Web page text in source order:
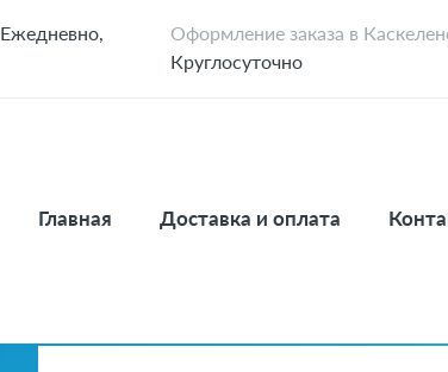
Ежедневно,
Оформление заказа в
Круглосуточно
Главная Доставка и оплата